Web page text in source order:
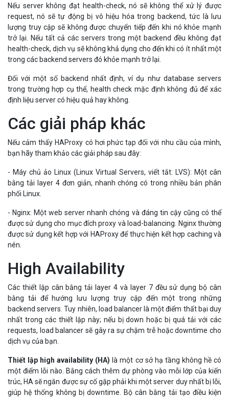
Nếu server không đạt health-check, nó sẽ không thể xử lý được
request, nó sẽ tự động bị vô hiệu hóa trong backend, tức là lưu
lượng truy cập sẽ không được chuyển tiếp đến khi nó khỏe mạnh
trở lại. Nếu tất cả các servers trong một backend đều không đạt
health-check, dịch vụ sẽ không khả dụng cho đến khi có ít nhất một
trong các backend servers đó khỏe mạnh trở lại.
Đối với một số backend nhất định, ví dụ như database servers
trong trường hợp cụ thể, health check mặc định không đủ để xác
định liệu server có hiệu quả hay không.
Các giải pháp khác
Nếu cảm thấy HAProxy có hơi phức tạp đối với nhu cầu của mình,
bạn hãy tham khảo các giải pháp sau đây:
- Máy chủ ảo Linux (Linux Virtual Servers, viết tắt: LVS): Một cân
bằng tải layer 4 đơn giản, nhanh chóng có trong nhiều bản phân
phối Linux.
- Nginx: Một web server nhanh chóng và đáng tin cậy cũng có thể
được sử dụng cho mục đích proxy và load-balancing. Nginx thường
được sử dụng kết hợp với HAProxy để thực hiện kết hợp caching và
nén.
High Availability
Các thiết lập cân bằng tải layer 4 và layer 7 đều sử dụng bộ cân
bằng tải để hướng lưu lượng truy cập đến một trong những
backend servers. Tuy nhiên, load balancer là một điểm thất bại duy
nhất trong các thiết lập này; nếu bị down hoặc bị quá tải với các
requests, load balancer sẽ gây ra sự chậm trễ hoặc downtime cho
dịch vụ của bạn.
Thiết lập high availability (HA) là một cơ sở hạ tầng không hề có
một điểm lỗi nào. Bằng cách thêm dự phòng vào mỗi lớp của kiến
trúc, HA sẽ ngăn được sự cố gặp phải khi một server duy nhất bị lỗi,
giúp hệ thống không bị downtime. Bộ cân bằng tải tạo điều kiện